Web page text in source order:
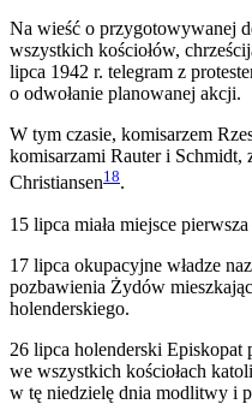
Na wieść o przygotowywanej
wszystkich kościołów,
lipca 1942 r. telegram z
o odwołanie planowanej akcji.
W tym czasie, komisarzem
komisarzami Rauter i Schmidt,
Christiansen18.
15 lipca miała miejsce
17 lipca okupacyjne władze
pozbawienia Żydów
holenderskiego.
26 lipca holenderski Episkopat
we wszystkich kościołach
w tę niedzielę dnia modlitwy i